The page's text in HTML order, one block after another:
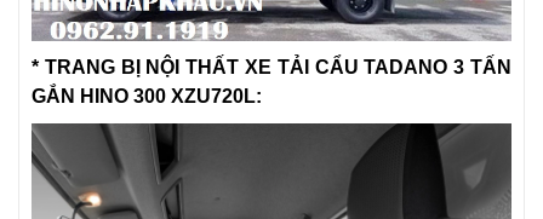
* TRANG BỊ NỘI THẤT XE TẢI CẨU TADANO 3 TẤN
GẮN HINO 300 XZU720L: